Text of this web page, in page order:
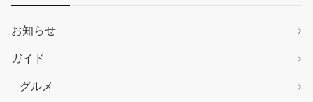
お知らせ
ガイド
グルメ